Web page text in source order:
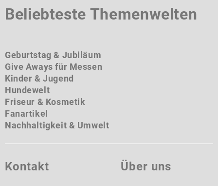
Beliebteste Themenwelten
Geburtstag & Jubiläum
Give Aways für Messen
Kinder & Jugend
Hundewelt
Friseur & Kosmetik
Fanartikel
Nachhaltigkeit & Umwelt
Kontakt Über uns